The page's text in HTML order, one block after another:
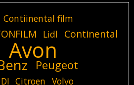
Contiinental film
Lidl
Continental
Avon
Peugeot
Citroen Volvo